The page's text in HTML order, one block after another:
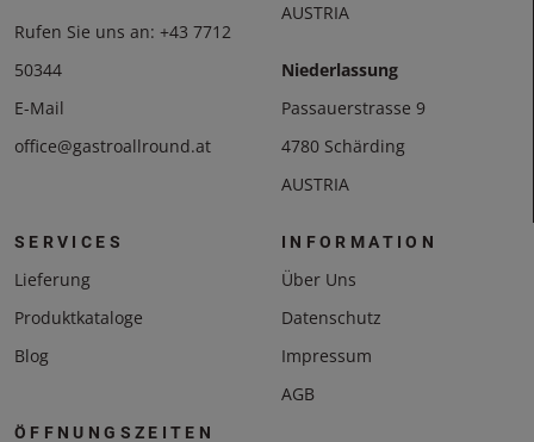
Rufen Sie uns an: +43 7712
50344
E-Mail
office@gastroallround.at
AUSTRIA
Niederlassung
Passauerstrasse 9
4780 Schärding
AUSTRIA
SERVICES
Lieferung
Produktkataloge
Blog
INFORMATION
Über Uns
Datenschutz
Impressum
AGB
ÖFFNUNGSZEITEN